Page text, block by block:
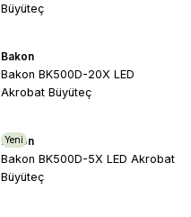
Büyüteç
Bakon
Bakon BK500D-20X LED
Akrobat Büyüteç
Yeni
Bakon
Bakon BK500D-5X LED Akrobat
Büyüteç